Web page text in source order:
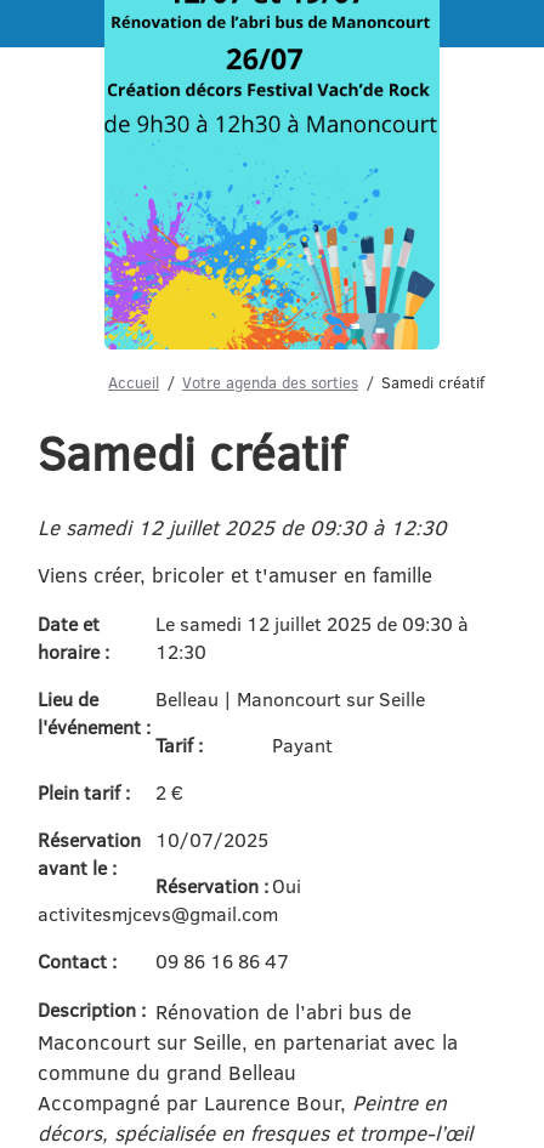
Menu
Accueil Votre agenda des sorties Samedi créatif
Samedi créatif
Le samedi 12 juillet 2025 de 09:30 à 12:30
Viens créer, bricoler et t'amuser en famille
Date et
horaire :
Le samedi 12 juillet 2025 de 09:30 à
12:30
Lieu de
l'événement :
Belleau | Manoncourt sur Seille
Tarif :
Payant
Plein tarif :
2 €
Réservation
avant le :
10/07/2025
Réservation : Oui
activitesmjcevs@gmail.com
Contact :
09 86 16 86 47
Description : Rénovation de l’abri bus de
Maconcourt sur Seille, en partenariat avec la
commune du grand Belleau
Accompagné par Laurence Bour, Peintre en
décors, spécialisée en fresques et trompe-l’œil